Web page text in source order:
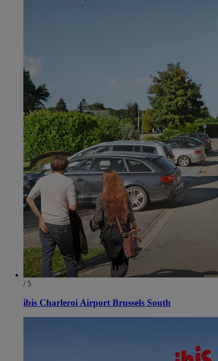
/ 5
ibis Charleroi Airport Brussels South